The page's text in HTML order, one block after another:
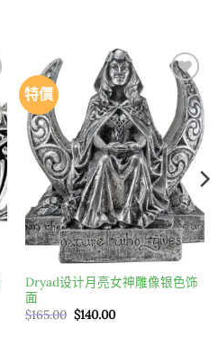
特價
Add to
wishlist
Dryad设计月亮女神雕像银色饰
面
$165.00 原
始
$140.00目